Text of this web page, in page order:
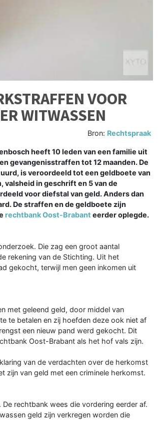
VOOR
WITWASSEN
Bron: Rechtspraak
heeft 10 leden van een familie uit
gevangenisstraffen tot 12 maanden. De
is veroordeeld tot een geldboete van
in geschrift en 5 van de
voor diefstal van geld. Anders dan
De straffen en de geldboete zijn
rechtbank Oost-Brabant eerder oplegde.
Die zag een groot aantal
rekening van de Stichting. Uit het
gekocht, terwijl men geen inkomen uit
met geleend geld, door middel van
te betalen en zij hoefden deze ook niet af
een nieuw pand werd gekocht. Dit
Oost-Brabant als het hof vals zijn.
van de verdachten over de herkomst
zijn van geld met een criminele herkomst.
rechtbank wees die vordering eerder af.
geld zijn verkregen worden die